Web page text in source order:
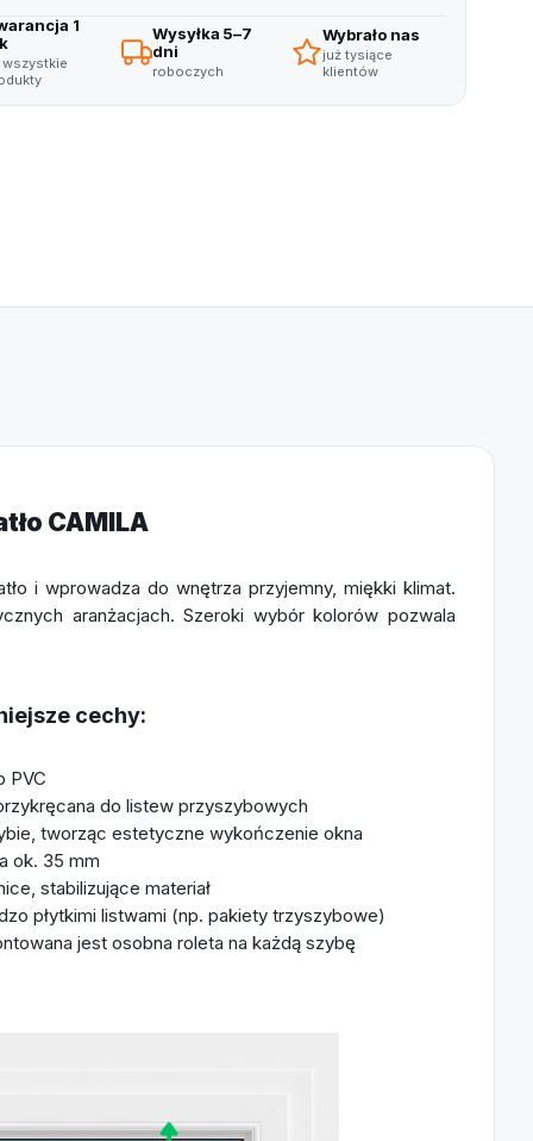
1
wszystkie
Wysyłka 5–7
dni
roboczych
Wybrało nas
już tysiące
klientów
CAMILA
i wprowadza do wnętrza przyjemny, miękki klimat.
aranżacjach. Szeroki wybór kolorów pozwala
cechy:
PVC
do listew przyszybowych
tworząc estetyczne wykończenie okna
ok. 35 mm
stabilizujące materiał
płytkimi listwami (np. pakiety trzyszybowe)
jest osobna roleta na każdą szybę